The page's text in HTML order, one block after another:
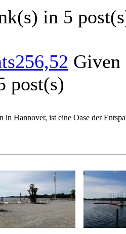
in 5
Given
post(s)
in Hannover, ist eine Oase der